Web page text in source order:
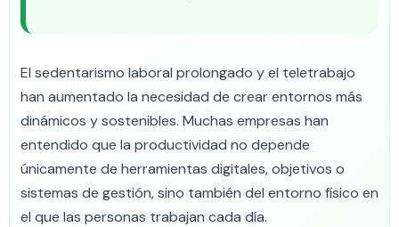
El sedentarismo laboral prolongado y el teletrabajo
han aumentado la necesidad de crear entornos más
dinámicos y sostenibles. Muchas empresas han
entendido que la productividad no depende
únicamente de herramientas digitales, objetivos o
sistemas de gestión, sino también del entorno físico en
el que las personas trabajan cada día.